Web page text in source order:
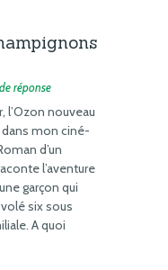
réponse
l’Ozon nouveau
mon ciné-
d’un
l’aventure
garçon qui
six sous
A quoi